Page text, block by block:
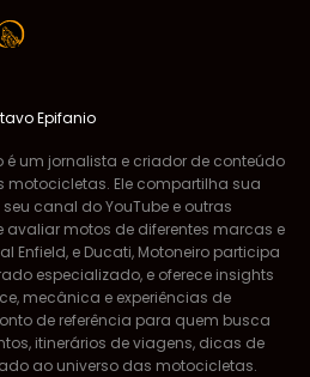
Epifanio
é um jornalista e criador de conteúdo
Ele compartilha sua
canal do YouTube e outras
avaliar motos de diferentes marcas e
Enfield, e Ducati, Motoneiro participa
especializado, e oferece insights
mecânica e experiências de
de referência para quem busca
itinerários de viagens, dicas de
ao universo das motocicletas.